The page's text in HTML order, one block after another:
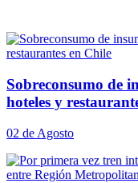
Sobreconsumo de
hoteles y
02 de Agosto